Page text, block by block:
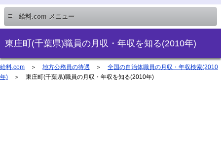
≡ 給料.com メニュー
民間企業編
国家公務員編
東庄町(千葉県)職員の月収・年収を知る(2010年)
給料.com ＞ 地方公務員の待遇 ＞ 全国の自治体職員の月収・年収検索(2010
年) ＞ 東庄町(千葉県)職員の月収・年収を知る(2010年)